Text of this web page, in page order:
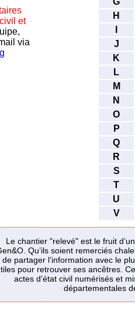
et
via
H
J
K
L
M
N
O
P
Q
R
S
T
U
V
Le chantier "relevé" est le fruit
Qu’ils soient remerciés
de partager l’information avec le
pour retrouver ses ancêtres.
actes d’état civil numérisés et
départementales